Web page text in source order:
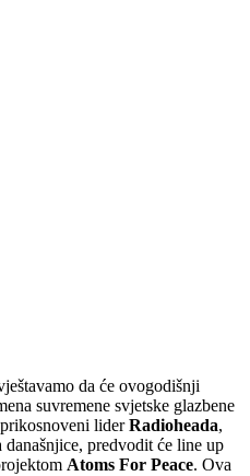
da će ovogodišnji
suvremene svjetske glazbene
liderRadioheada,
predvodit će line up
Atoms For Peace. Ova